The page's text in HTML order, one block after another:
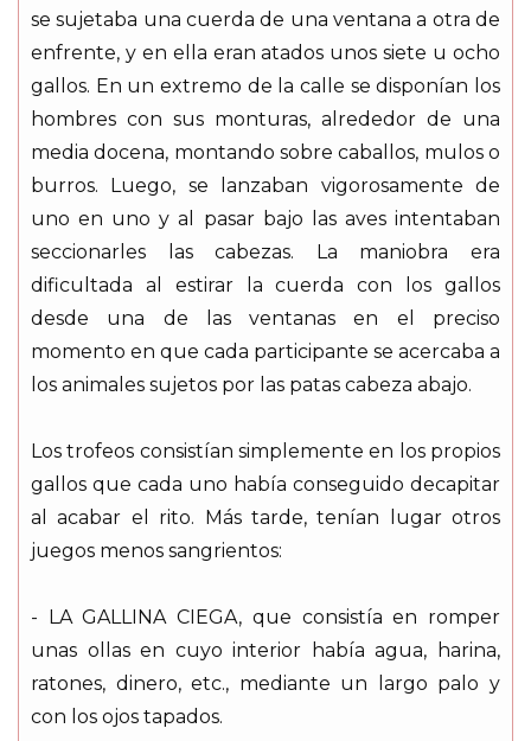
se sujetaba una cuerda de una ventana a otra de
enfrente, y en ella eran atados unos siete u ocho
gallos. En un extremo de la calle se disponían los
hombres con sus monturas, alrededor de una
media docena, montando sobre caballos, mulos o
burros. Luego, se lanzaban vigorosamente de
uno en uno y al pasar bajo las aves intentaban
seccionarles las cabezas. La maniobra era
dificultada al estirar la cuerda con los gallos
desde una de las ventanas en el preciso
momento en que cada participante se acercaba a
los animales sujetos por las patas cabeza abajo.
Los trofeos consistían simplemente en los propios
gallos que cada uno había conseguido decapitar
al acabar el rito. Más tarde, tenían lugar otros
juegos menos sangrientos:
- LA GALLINA CIEGA, que consistía en romper
unas ollas en cuyo interior había agua, harina,
ratones, dinero, etc., mediante un largo palo y
con los ojos tapados.